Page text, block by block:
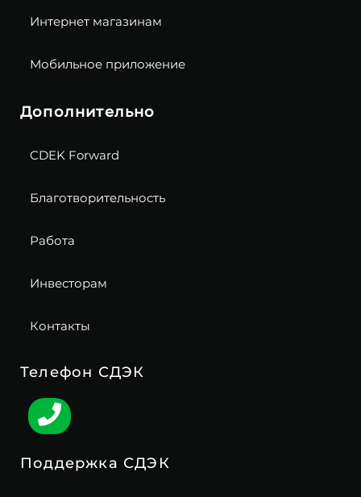
Интернет магазинам
Мобильное приложение
Дополнительно
CDEK Forward
Благотворительность
Работа
Инвесторам
Контакты
Телефон СДЭК
Поддержка СДЭК